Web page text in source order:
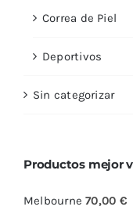
Correa de Piel
Deportivos
Sin categorizar
Productos mejor
Melbourne 70,00 €